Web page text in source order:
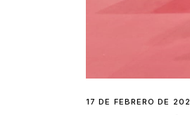
17 DE FEBRERO DE